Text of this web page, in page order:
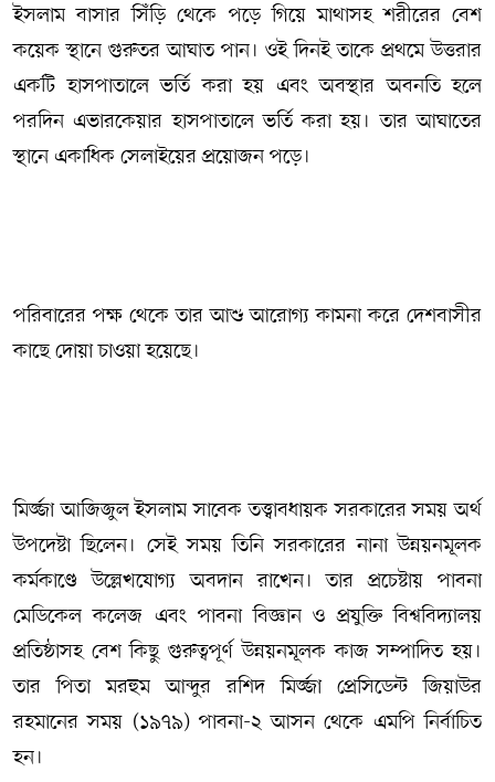
ইসলাম বাসার সিঁড়ি থেকে পড়ে গিয়ে মাথাসহ শরীরের বেশ
কয়েক স্থানে গুরুতর আঘাত পান। ওই দিনই তাকে প্রথমে উত্তরার
একটি হাসপাতালে ভর্তি করা হয় এবং অবস্থার অবনতি হলে
পরদিন এভারকেয়ার হাসপাতালে ভর্তি করা হয়। তার আঘাতের
স্থানে একাধিক সেলাইয়ের প্রয়োজন পড়ে।
পরিবারের পক্ষ থেকে তার আশু আরোগ্য কামনা করে দেশবাসীর
কাছে দোয়া চাওয়া হয়েছে।
মির্জ্জা আজিজুল ইসলাম সাবেক তত্ত্বাবধায়ক সরকারের সময় অর্থ
উপদেষ্টা ছিলেন। সেই সময় তিনি সরকারের নানা উন্নয়নমূলক
কর্মকাণ্ডে উল্লেখযোগ্য অবদান রাখেন। তার প্রচেষ্টায় পাবনা
মেডিকেল কলেজ এবং পাবনা বিজ্ঞান ও প্রযুক্তি বিশ্ববিদ্যালয়
প্রতিষ্ঠাসহ বেশ কিছু গুরুত্বপূর্ণ উন্নয়নমূলক কাজ সম্পাদিত হয়।
তার পিতা মরহুম আব্দুর রশিদ মির্জ্জা প্রেসিডেন্ট জিয়াউর
রহমানের সময় (১৯৭৯) পাবনা-২ আসন থেকে এমপি নির্বাচিত
হন।